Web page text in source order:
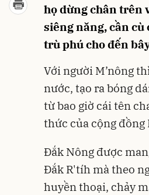
họ dừng chân trên
siêng năng, cần cù
trù phú cho đến
Với người M’nông
nước, tạo ra bóng
từ bao giờ cái tên
thức của cộng đồng
Đắk Nông được
Đắk R'tíh mà theo
huyền thoại, chảy